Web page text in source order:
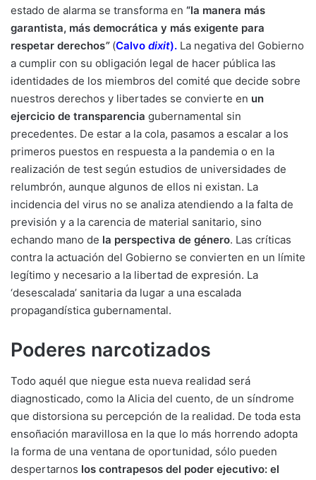
estado de alarma se transforma en “la manera más
garantista, más democrática y más exigente para
respetar derechos”(Calvo dixit). La negativa del Gobierno
a cumplir con su obligación legal de hacer pública las
identidades de los miembros del comité que decide sobre
nuestros derechos y libertades se convierte en un
ejercicio de transparencia gubernamental sin
precedentes. De estar a la cola, pasamos a escalar a los
primeros puestos en respuesta a la pandemia o en la
realización de test según estudios de universidades de
relumbrón, aunque algunos de ellos ni existan. La
incidencia del virus no se analiza atendiendo a la falta de
previsión y a la carencia de material sanitario, sino
echando mano de la perspectiva de género. Las críticas
contra la actuación del Gobierno se convierten en un límite
legítimo y necesario a la libertad de expresión. La
‘desescalada’ sanitaria da lugar a una escalada
propagandística gubernamental.
Poderes narcotizados
Todo aquél que niegue esta nueva realidad será
diagnosticado, como la Alicia del cuento, de un síndrome
que distorsiona su percepción de la realidad. De toda esta
ensoñación maravillosa en la que lo más horrendo adopta
la forma de una ventana de oportunidad, sólo pueden
despertarnos los contrapesos del poder ejecutivo: el